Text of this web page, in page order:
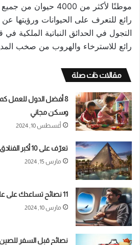
موطنًا لأكثر من 4000
رائع للتعرف على الحيوانات ورؤيتها
التجول في الحدائق النباتية الملكية
رائع للاسترخاء والهروب من صخب
مقالات ذات صلة
8 أفضل الدول للعمل
وسكن مجاني
أغسطس 10, 2024
تعرّف على 10 أكبر الفنادق في العالم في سنة 2024
مارس 15, 2024
11 نصائح تساعدك على علاج فوبيا ركوب الطائرات
مارس 10, 2024
نصائح قبل السفر